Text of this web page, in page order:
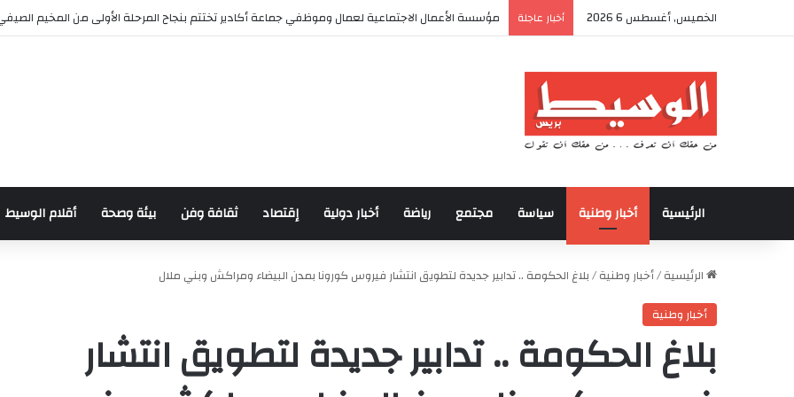
الخميس, أغسطس 6 2026 أخبار عاجلة مؤسسة الأعمال الاجتماعية لعمال وموظفي جماعة أكادير تختتم بنجاح المرحلة الأولى من المخيم
الرئيسية أخبار وطنية سياسة مجتمع رياضة أخبار دولية إقتصاد ثقافة وفن بيئة وصحة أقلام الوسيط
الرئيسية/أخبار وطنية/بلاغ الحكومة .. تدابير جديدة لتطويق انتشار فيروس كورونا بمدن البيضاء ومراكش وبني ملال
أخبار وطنية
بلاغ الحكومة .. تدابير جديدة لتطويق انتشار